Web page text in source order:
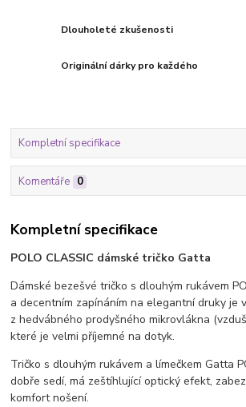
Dlouholeté zkušenosti
Originální dárky pro každého
Kompletní specifikace
Komentáře 0
Kompletní specifikace
POLO CLASSIC dámské tričko Gatta
Dámské bezešvé tričko s dlouhým rukávem
a decentním zapínáním na elegantní druky je
z hedvábného prodyšného mikrovlákna
které je velmi příjemné na dotyk.
Tričko s dlouhým rukávem a límečkem Gatta
dobře sedí, má zeštíhlující optický efekt,
komfort nošení.